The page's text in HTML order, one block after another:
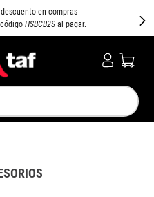
en compras
HSBCB2Sal pagar.